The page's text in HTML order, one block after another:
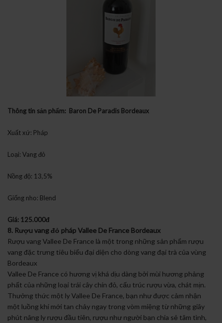
Thông tin sản phẩm: Baron De Paradis Bordeaux
Xuất xứ: Pháp
Loại: Vang đỏ
Nồng độ: 13,5%
Giống nho: Blend
Giá: 125.000đ
8. Rượu vang đỏ pháp Vallee De France Bordeaux
Rượu vang Vallee De France là một trong những sản phẩm rượu
vang đặc trưng tiêu biểu đại diện cho dòng vang đại trà của vùng
Bordeaux
Vallee De France có hương vị khá dịu dàng bởi mùi hương phảng
phất của những loại trái cây chín đỏ, cấu trúc rượu vừa, chát mịn.
Thưởng thức một ly Vallee De France, bạn như được cảm nhận
một luồng khí mới tan chảy ngay trong vòm miệng từ những giây
phút nâng ly rượu đầu tiên, rượu như người bạn chia sẻ tâm tình,